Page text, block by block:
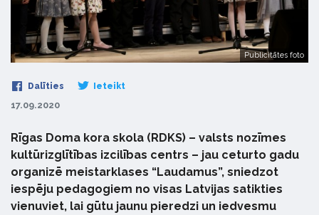
Publicitātes foto
Dalīties Ieteikt
17.09.2020
Rīgas Doma kora skola (RDKS) – valsts nozīmes
kultūrizglītības izcilības centrs – jau ceturto gadu
organizē meistarklases “Laudamus”, sniedzot
iespēju pedagogiem no visas Latvijas satikties
vienuviet, lai gūtu jaunu pieredzi un iedvesmu